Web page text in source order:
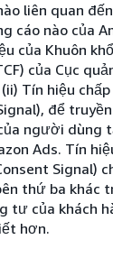
liên quan
cáo nào của
của Khuôn
của Cục
(ii) Tín hiệu
để
người dùng
Ads. Tín
Signal)
thứ ba khác
tư của khách
hơn.